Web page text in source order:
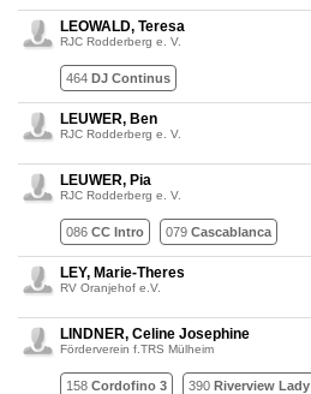
LEOWALD, Teresa
RJC Rodderberg e. V.
464 DJ Continus
LEUWER, Ben
RJC Rodderberg e. V.
LEUWER, Pia
RJC Rodderberg e. V.
086 CC Intro 079 Cascablanca
LEY, Marie-Theres
RV Oranjehof e.V.
LINDNER, Celine Josephine
Förderverein f.TRS Mülheim
158 Cordofino 3 390 Riverview Lady